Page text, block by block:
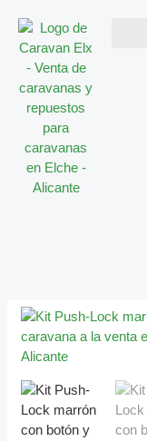
contenido
KIT
PUSH-
LOCK
CON
BOTÓN
Y
BOTÓN
Y
ROSETA
MARRÓN
CANTIDAD